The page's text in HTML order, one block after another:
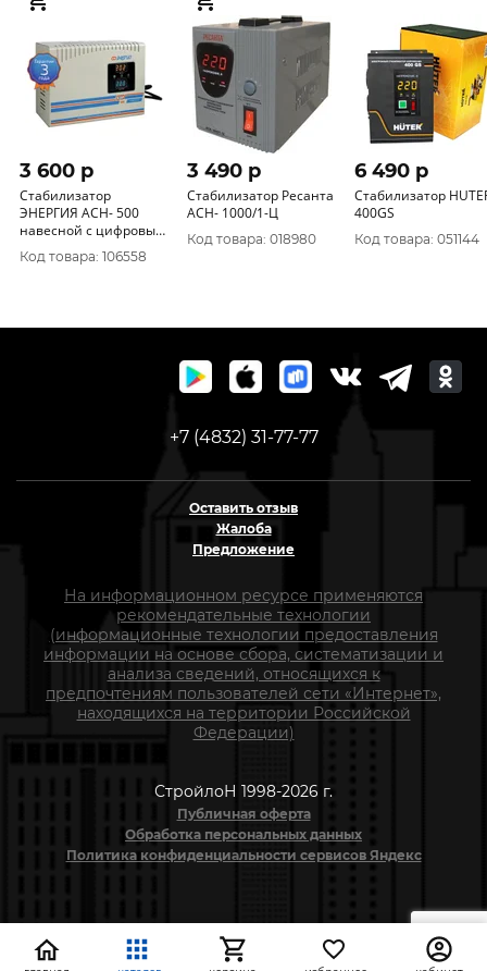
3 600 p
Cтабилизатор
ЭНЕРГИЯ АСН- 500
навесной с цифровым
дисплеем
Код товара: 106558
3 490 p
Стабилизатор Ресанта
АСН- 1000/1-Ц
Код товара: 018980
6 490 p
Стабилизатор
400GS
Код товара: 051144
+7 (4832) 31-77-77
Оставить отзыв
Жалоба
Предложение
На информационном ресурсе применяются
рекомендательные технологии
(информационные технологии предоставления
информации на основе сбора, систематизации и
анализа сведений, относящихся к
предпочтениям пользователей сети «Интернет»,
находящихся на территории Российской
Федерации)
СтройлоН 1998-2026 г.
Публичная оферта
Обработка персональных данных
Политика конфиденциальности сервисов Яндекс